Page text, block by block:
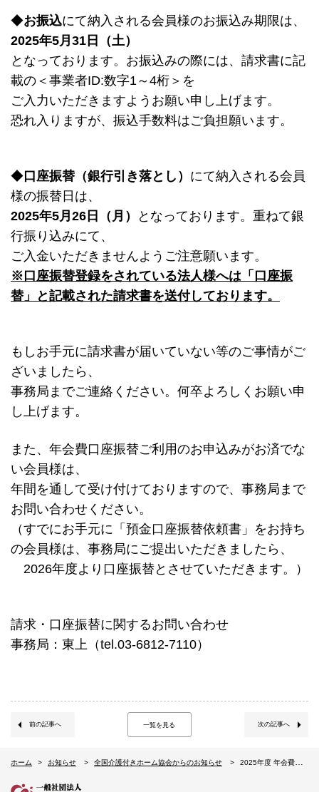
◆お振込にて納入される会員様のお振込み期限は、
2025年5月31日（土）
となっております。お振込みの際には、請求書に記
載の＜事業者ID:数字1～4桁＞を
ご入力いただきますようお願い申し上げます。
恐れ入りますが、振込手数料はご負担願います。
◆ 口座振替（銀行引き落とし） にて納入される会員
様の振替日は、
2025年5月26日（月）
となっております。重ねて銀
行振り込みにて、
ご入金いただきませんようご注意願います。
※口座振替登録をされている法人様へは「口座振
替」と記載された請求書を送付しております。
もしお手元に請求書が届いていない等のご事情がご
ざいましたら、
事務局までご連絡ください。何卒よろしくお願い申
し上げます。
また、年会費口座振替ご利用のお申込みがお済でな
い会員様は、
年間を通して受け付けておりますので、事務局まで
お問い合わせください。
（すでにお手元に「預金口座振替依頼書」をお持ち
の会員様は、 事務局にご提出いただきましたら、
2026年度より口座振替とさせていただきます。）
請求・口座振替に関するお問い合わせ
事務局：東上（tel.03-6812-7110）
前の記事へ 一覧を見る 次の記事へ
ホーム お知らせ 全国介護付きホーム協会からのお知らせ 2025年度 年会費の納入（銀行振込・口座振替）についてのお願い